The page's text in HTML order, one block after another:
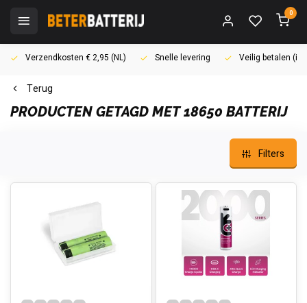
0
Verzendkosten € 2,95 (NL) Snelle levering Veilig betalen
Terug
PRODUCTEN GETAGD MET 18650 BATTERIJ
Filters